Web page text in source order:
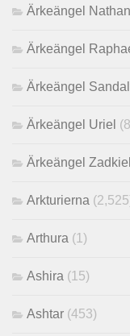
Ärkeängel
Ärkeängel
Ärkeängel
Ärkeängel Uriel
Ärkeängel Zadkiel
Arkturierna
Arthura (1)
Ashira (15)
Ashtar (453)